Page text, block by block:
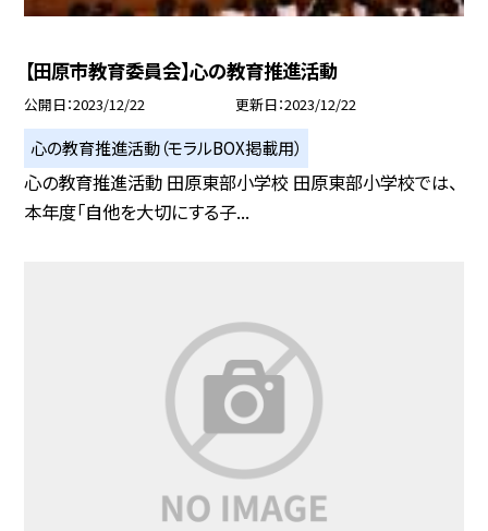
【田原市教育委員会】心の教育推進活動
公開日 2023/12/22 更新日 2023/12/22
心の教育推進活動（モラルBOX掲載用）
心の教育推進活動 田原東部小学校 田原東部小学校では、
本年度「自他を大切にする子...